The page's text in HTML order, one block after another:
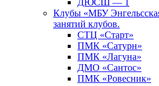
ДЮСШ — 1
Клубы «МБУ
занятий клубов.
СТЦ «Старт»
ПМК «Сатурн»
ПМК «Лагуна»
ДМО «Сантос»
ПМК «Ровесник»